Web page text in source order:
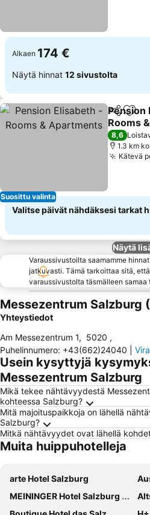
Alkaen 174 €
Näytä hinnat 12 sivustolta
Suosittu valinta
Jaa
Pension
Rooms
Katso
8,6
1.3 km
Kätevä
Valitse päivät nähdäksesi tarkat
Näytä
Varaussivustoilta saamamme
jatkuvasti. Tämä tarkoittaa sitä,
varaussivustolta täsmälleen
Messezentrum Salzburg
Yhteystiedot
Am Messezentrum 1, 5020 ,
Puhelinnumero: +43(662)24040
Usein kysyttyjä
Messezentrum Salzburg
Mikä tekee nähtävyydestä
kohteessa Salzburg?
Mitä majoituspaikkoja on lähellä
Salzburg?
Mitkä nähtävyydet ovat lähellä
Muita huippuhotelleja
arte Hotel Salzburg
MEININGER Hotel Salzburg City Center